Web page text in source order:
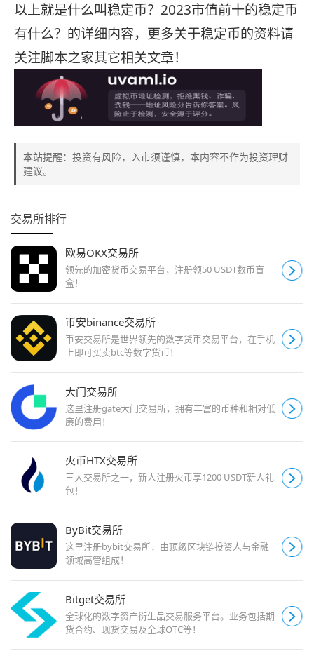
以上就是什么叫稳定币？2023市值前十的稳定币
有什么？的详细内容，更多关于稳定币的资料请
关注脚本之家其它相关文章！
本站提醒：投资有风险，入市须谨慎，本内容不作为投资理财
建议。
交易所排行
欧易OKX交易所
领先的加密货币交易平台，注册领50 USDT数币盲
盒！
币安binance交易所
币安交易所是世界领先的数字货币交易平台，在手机
上即可买卖btc等数字货币！
大门交易所
这里注册gate大门交易所，拥有丰富的币种和相对低
廉的费用！
火币HTX交易所
三大交易所之一，新人注册火币享1200 USDT新人礼
包！
ByBit交易所
这里注册bybit交易所，由顶级区块链投资人与金融
领域高管组成！
Bitget交易所
全球化的数字资产衍生品交易服务平台。业务包括期
货合约、现货交易及全球OTC等！